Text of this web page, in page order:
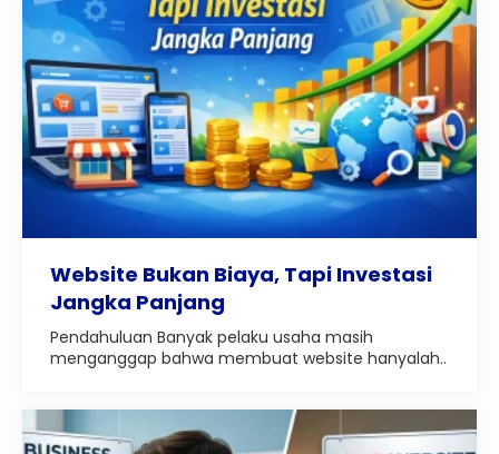
Website Bukan Biaya, Tapi Investasi
Jangka Panjang
Pendahuluan Banyak pelaku usaha masih
menganggap bahwa membuat website hanyalah..